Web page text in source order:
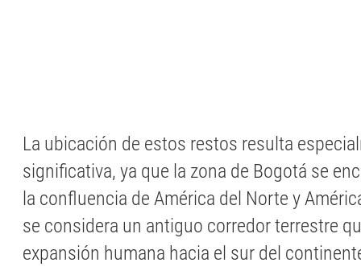
La ubicación de estos restos resulta
significativa, ya que la zona de Bogotá se
la confluencia de América del Norte y
se considera un antiguo corredor terrestre
expansión humana hacia el sur del